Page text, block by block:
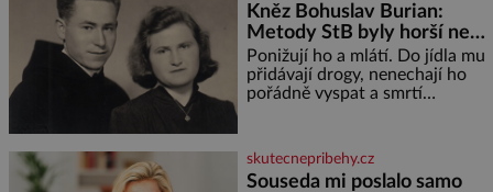
Kněz Bohuslav Burian:
Metody StB byly horší než
gestapácké trýznění
Ponižují ho a mlátí. Do jídla mu
přidávají drogy, nenechají ho
pořádně vyspat a smrtí
estébákům podepíše všechno,
co po něm chtějí. Svým
podpisem jim potvrdí také to, že
skutecnepribehy.cz
Souseda mi poslalo samo